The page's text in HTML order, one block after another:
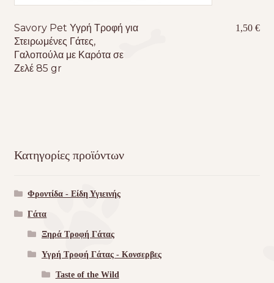
Savory Pet Υγρή Τροφή για
Στειρωμένες Γάτες,
Γαλοπούλα με Καρότα σε
Ζελέ 85 gr
1,50€
Κατηγορίες προϊόντων
Φροντίδα - Είδη Υγιεινής
Γάτα
Ξηρά Τροφή Γάτας
Υγρή Τροφή Γάτας - Kονσερβες
Taste of the Wild